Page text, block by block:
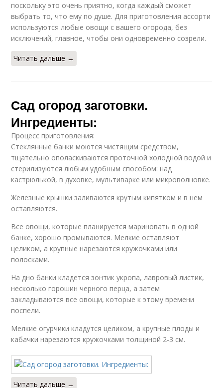
поскольку это очень приятно, когда каждый сможет
выбрать то, что ему по душе. Для приготовления ассорти
используются любые овощи с вашего огорода, без
исключений, главное, чтобы они одновременно созрели.
Читать дальше →
Сад огород заготовки.
Ингредиенты:
Процесс приготовления:
Стеклянные банки моются чистящим средством,
тщательно ополаскиваются проточной холодной водой и
стерилизуются любым удобным способом: над
кастрюлькой, в духовке, мультиварке или микроволновке.
Железные крышки заливаются крутым кипятком и в нем
оставляются.
Все овощи, которые планируется мариновать в одной
банке, хорошо промываются. Мелкие оставляют
целиком, а крупные нарезаются кружочками или
полосками.
На дно банки кладется зонтик укропа, лавровый листик,
несколько горошин черного перца, а затем
закладываются все овощи, которые к этому времени
поспели.
Мелкие огурчики кладутся целиком, а крупные плоды и
кабачки нарезаются кружочками толщиной 2-3 см.
Читать дальше →